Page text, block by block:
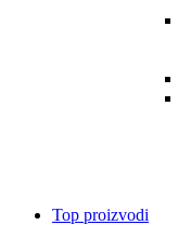
Top proizvodi